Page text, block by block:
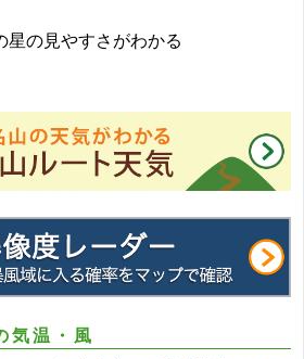
星の見やすさがわかる
気温・風